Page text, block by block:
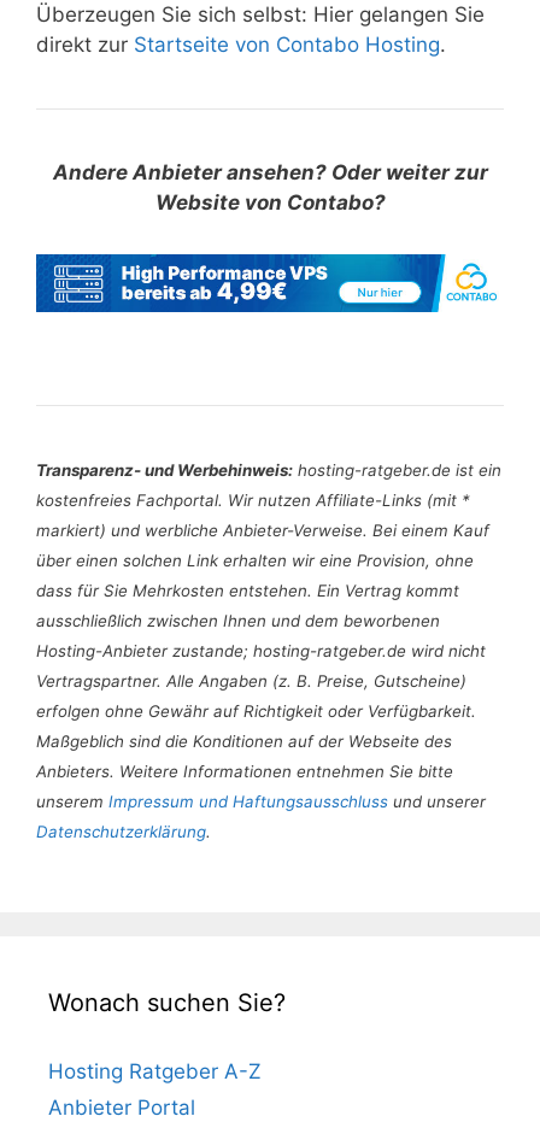
Überzeugen Sie sich selbst: Hier gelangen Sie
direkt zur Startseite von Contabo Hosting.
Andere Anbieter ansehen? Oder weiter zur
Website von Contabo?
Transparenz- und Werbehinweis: hosting-ratgeber.de ist ein
kostenfreies Fachportal. Wir nutzen Affiliate-Links (mit *
markiert) und werbliche Anbieter-Verweise. Bei einem Kauf
über einen solchen Link erhalten wir eine Provision, ohne
dass für Sie Mehrkosten entstehen. Ein Vertrag kommt
ausschließlich zwischen Ihnen und dem beworbenen
Hosting-Anbieter zustande; hosting-ratgeber.de wird nicht
Vertragspartner. Alle Angaben (z. B. Preise, Gutscheine)
erfolgen ohne Gewähr auf Richtigkeit oder Verfügbarkeit.
Maßgeblich sind die Konditionen auf der Webseite des
Anbieters. Weitere Informationen entnehmen Sie bitte
unserem Impressum und Haftungsausschluss und unserer
Datenschutzerklärung.
Wonach suchen Sie?
Hosting Ratgeber A-Z
Anbieter Portal